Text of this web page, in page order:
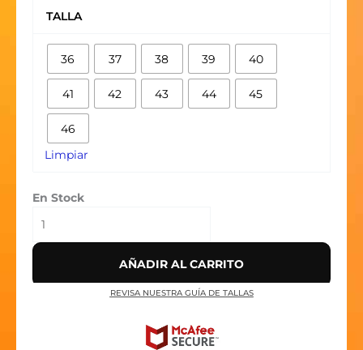
TALLA
36 37 38 39 40
41 42 43 44 45
46
Limpiar
En Stock
'DIY'
cantidad
AÑADIR AL CARRITO
REVISA NUESTRA GUÍA DE TALLAS